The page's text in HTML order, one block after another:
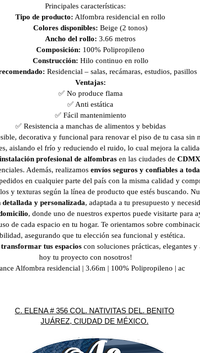
Principales características:
Tipo de producto: Alfombra residencial en rollo
Colores disponibles: Beige (2 tonos)
Ancho del rollo: 3.66 metros
Composición: 100% Polipropileno
Construcción: Hilo continuo en rollo
Residencial – salas, recámaras, estudios, pasillos
Ventajas:
✅ No produce flama
✅ Anti estática
✅ Fácil mantenimiento
✅ Resistencia a manchas de alimentos y bebidas
decorativa y funcional para renovar el piso de tu casa sin
aislando el frío y reduciendo el ruido, lo cual mejora la
profesional de alfombras en las ciudades de CDMX
Además, realizamos envíos seguros y confiables a
en cualquier parte del país con la misma calidad y
y texturas según la línea de producto que estés buscando.
detallada y personalizada, adaptada a tu presupuesto y
, donde uno de nuestros expertos puede visitarte para
de cada espacio en tu hogar. Te orientamos sobre
asegurando que tu elección sea funcional y estética.
tus espacios con soluciones prácticas, elegantes
hoy tu proyecto con nosotros!
Alfombra residencial | 3.66m | 100% Polipropileno | ac
C. ELENA # 356 COL. NATIVITAS DEL. BENITO
JUÁREZ, CIUDAD DE MÉXICO.